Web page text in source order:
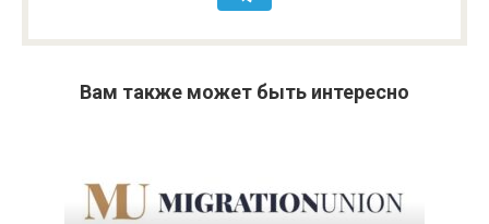
Вам также может быть интересно